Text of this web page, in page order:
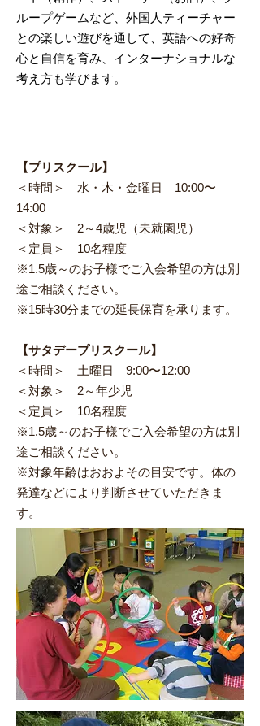
ループゲームなど、外国人ティーチャー
との楽しい遊びを通して、英語への好奇
心と自信を育み、インターナショナルな
考え方も学びます。
【プリスクール】
＜時間＞ 水・木・金曜日 10:00〜
14:00
＜対象＞ 2～4歳児（未就園児）
＜定員＞ 10名程度
※1.5歳～のお子様でご入会希望の方は別
途ご相談ください。
※15時30分までの延長保育を承ります。
【サタデープリスクール】
＜時間＞ 土曜日 9:00〜12:00
＜対象＞ 2～年少児
＜定員＞ 10名程度
※1.5歳～のお子様でご入会希望の方は別
途ご相談ください。
※対象年齢はおおよその目安です。体の
発達などにより判断させていただきま
す。